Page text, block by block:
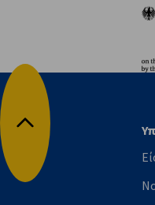
Επιστροφή στην αρχή